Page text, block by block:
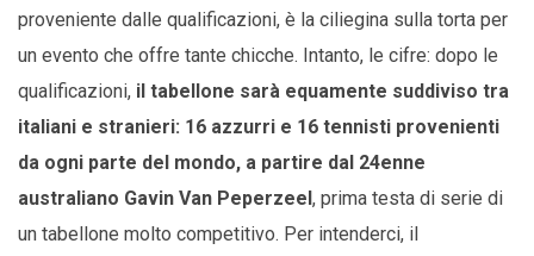
proveniente dalle qualificazioni, è la ciliegina sulla torta per
un evento che offre tante chicche. Intanto, le cifre: dopo le
qualificazioni, il tabellone sarà equamente suddiviso tra
italiani e stranieri: 16 azzurri e 16 tennisti provenienti
da ogni parte del mondo, a partire dal 24enne
australiano Gavin Van Peperzeel , prima testa di serie di
un tabellone molto competitivo. Per intenderci, il